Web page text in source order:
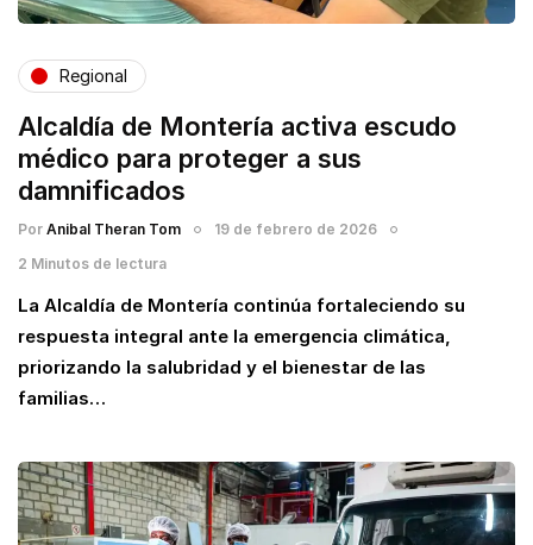
Regional
Alcaldía de Montería activa escudo
médico para proteger a sus
damnificados
Por Anibal Theran Tom
19 de febrero de 2026
2 Minutos de lectura
La Alcaldía de Montería continúa fortaleciendo su
respuesta integral ante la emergencia climática,
priorizando la salubridad y el bienestar de las
familias…